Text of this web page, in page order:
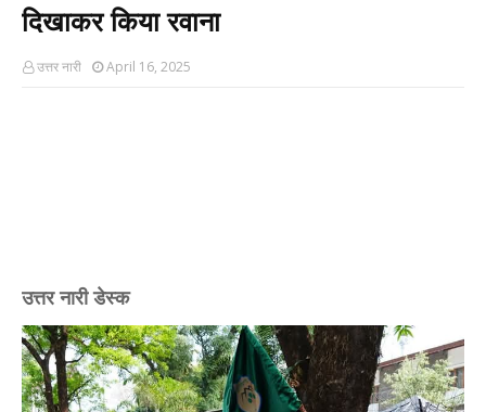
दिखाकर किया रवाना
उत्तर नारी April 16, 2025
उत्तर नारी डेस्क